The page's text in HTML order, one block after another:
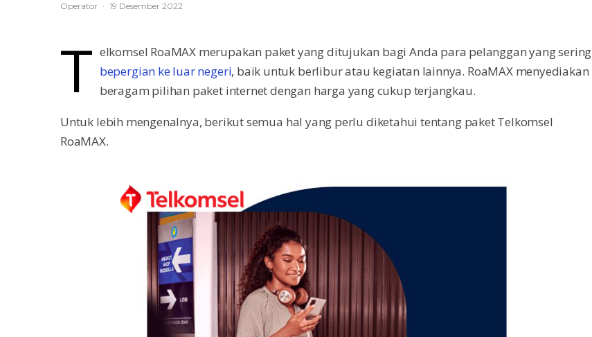
Operator · 19 Desember 2022
T elkomsel RoaMAX merupakan paket yang ditujukan bagi Anda para pelanggan yang sering
bepergian ke luar negeri, baik untuk berlibur atau kegiatan lainnya. RoaMAX menyediakan
beragam pilihan paket internet dengan harga yang cukup terjangkau.
Untuk lebih mengenalnya, berikut semua hal yang perlu diketahui tentang paket Telkomsel
RoaMAX.